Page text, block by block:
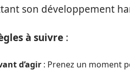
son développement
à suivre :
d’agir : Prenez un moment